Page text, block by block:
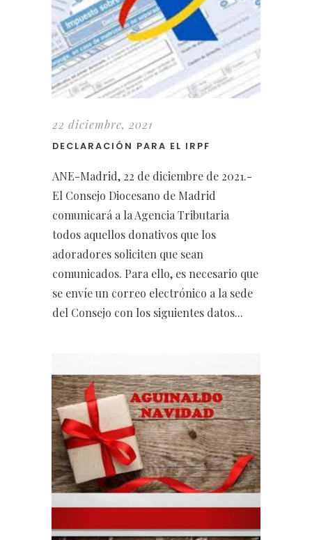
22 diciembre, 2021
DECLARACIÓN PARA EL IRPF
ANE-Madrid, 22 de diciembre de 2021.-
El Consejo Diocesano de Madrid
comunicará a la Agencia Tributaria
todos aquellos donativos que los
adoradores soliciten que sean
comunicados. Para ello, es necesario que
se envíe un correo electrónico a la sede
del Consejo con los siguientes datos...